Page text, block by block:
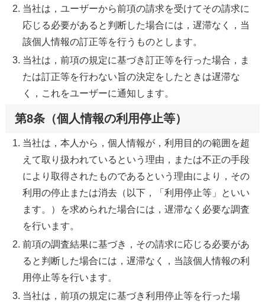
当社は，ユーザーから前項の請求を受けてその請求に
応じる必要があると判断した場合には，遅滞なく，当
該個人情報の訂正等を行うものとします。
当社は，前項の規定に基づき訂正等を行った場合，ま
たは訂正等を行わない旨の決定をしたときは遅滞な
く，これをユーザーに通知します。
第8条（個人情報の利用停止等）
当社は，本人から，個人情報が，利用目的の範囲を超
えて取り扱われているという理由，または不正の手段
により取得されたものであるという理由により，その
利用の停止または消去（以下，「利用停止等」といい
ます。）を求められた場合には，遅滞なく必要な調査
を行います。
前項の調査結果に基づき，その請求に応じる必要があ
ると判断した場合には，遅滞なく，当該個人情報の利
用停止等を行います。
当社は，前項の規定に基づき利用停止等を行った場